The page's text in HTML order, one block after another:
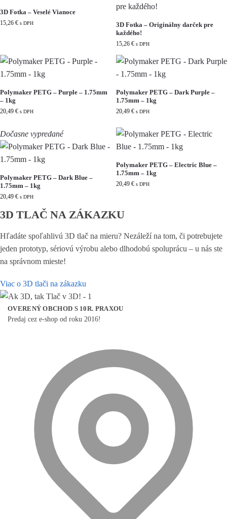
3D Fotka – Veselé Vianoce
15,26 € s DPH
3D Fotka – Originálny darček pre
každého!
15,26 € s DPH
Polymaker PETG – Purple – 1.75mm
– 1kg
20,49 € s DPH
Polymaker PETG – Dark Purple –
1.75mm – 1kg
20,49 € s DPH
Dočasne vypredané
Polymaker PETG – Dark Blue –
1.75mm – 1kg
20,49 € s DPH
Polymaker PETG – Electric Blue –
1.75mm – 1kg
20,49 € s DPH
3D TLAČ NA ZÁKAZKU
Hľadáte spoľahlivú 3D tlač na mieru? Nezáleží na tom, či potrebujete
jeden prototyp, sériovú výrobu alebo dlhodobú spoluprácu – u nás ste
na správnom mieste!
Viac o 3D tlači na zákazku
OVERENÝ OBCHOD S 10R. PRAXOU
Predaj cez e-shop od roku 2016!